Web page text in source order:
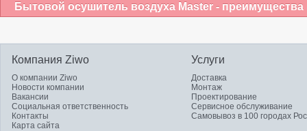
Бытовой осушитель воздуха Master - преимущества
Компания Ziwo
О компании Ziwo
Новости компании
Вакансии
Социальная ответственность
Контакты
Карта сайта
Услуги
Доставка
Монтаж
Проектирование
Сервисное обслуживание
Самовывоз в 100 городах